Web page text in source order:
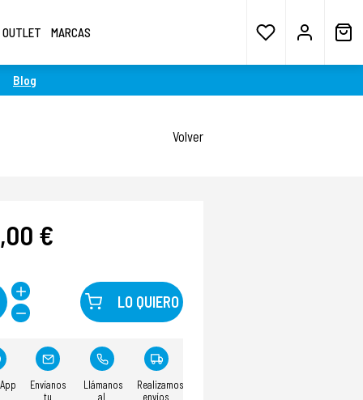
Blog
OUTLET MARCAS
Volver
€
LO QUIERO
Envíanos
tu
Llámanos
al
Realizamos
envíos